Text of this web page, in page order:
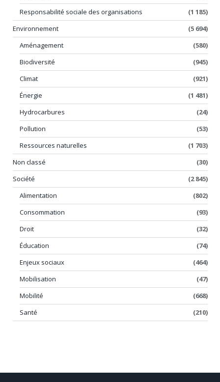
Responsabilité sociale des organisations
(1 185)
Environnement
(5 694)
Aménagement
(580)
Biodiversité
(945)
Climat
(921)
Énergie
(1 481)
Hydrocarbures
(24)
Pollution
(53)
Ressources naturelles
(1 703)
Non classé
(30)
Société
(2 845)
Alimentation
(802)
Consommation
(93)
Droit
(32)
Éducation
(74)
Enjeux sociaux
(464)
Mobilisation
(47)
Mobilité
(668)
Santé
(210)